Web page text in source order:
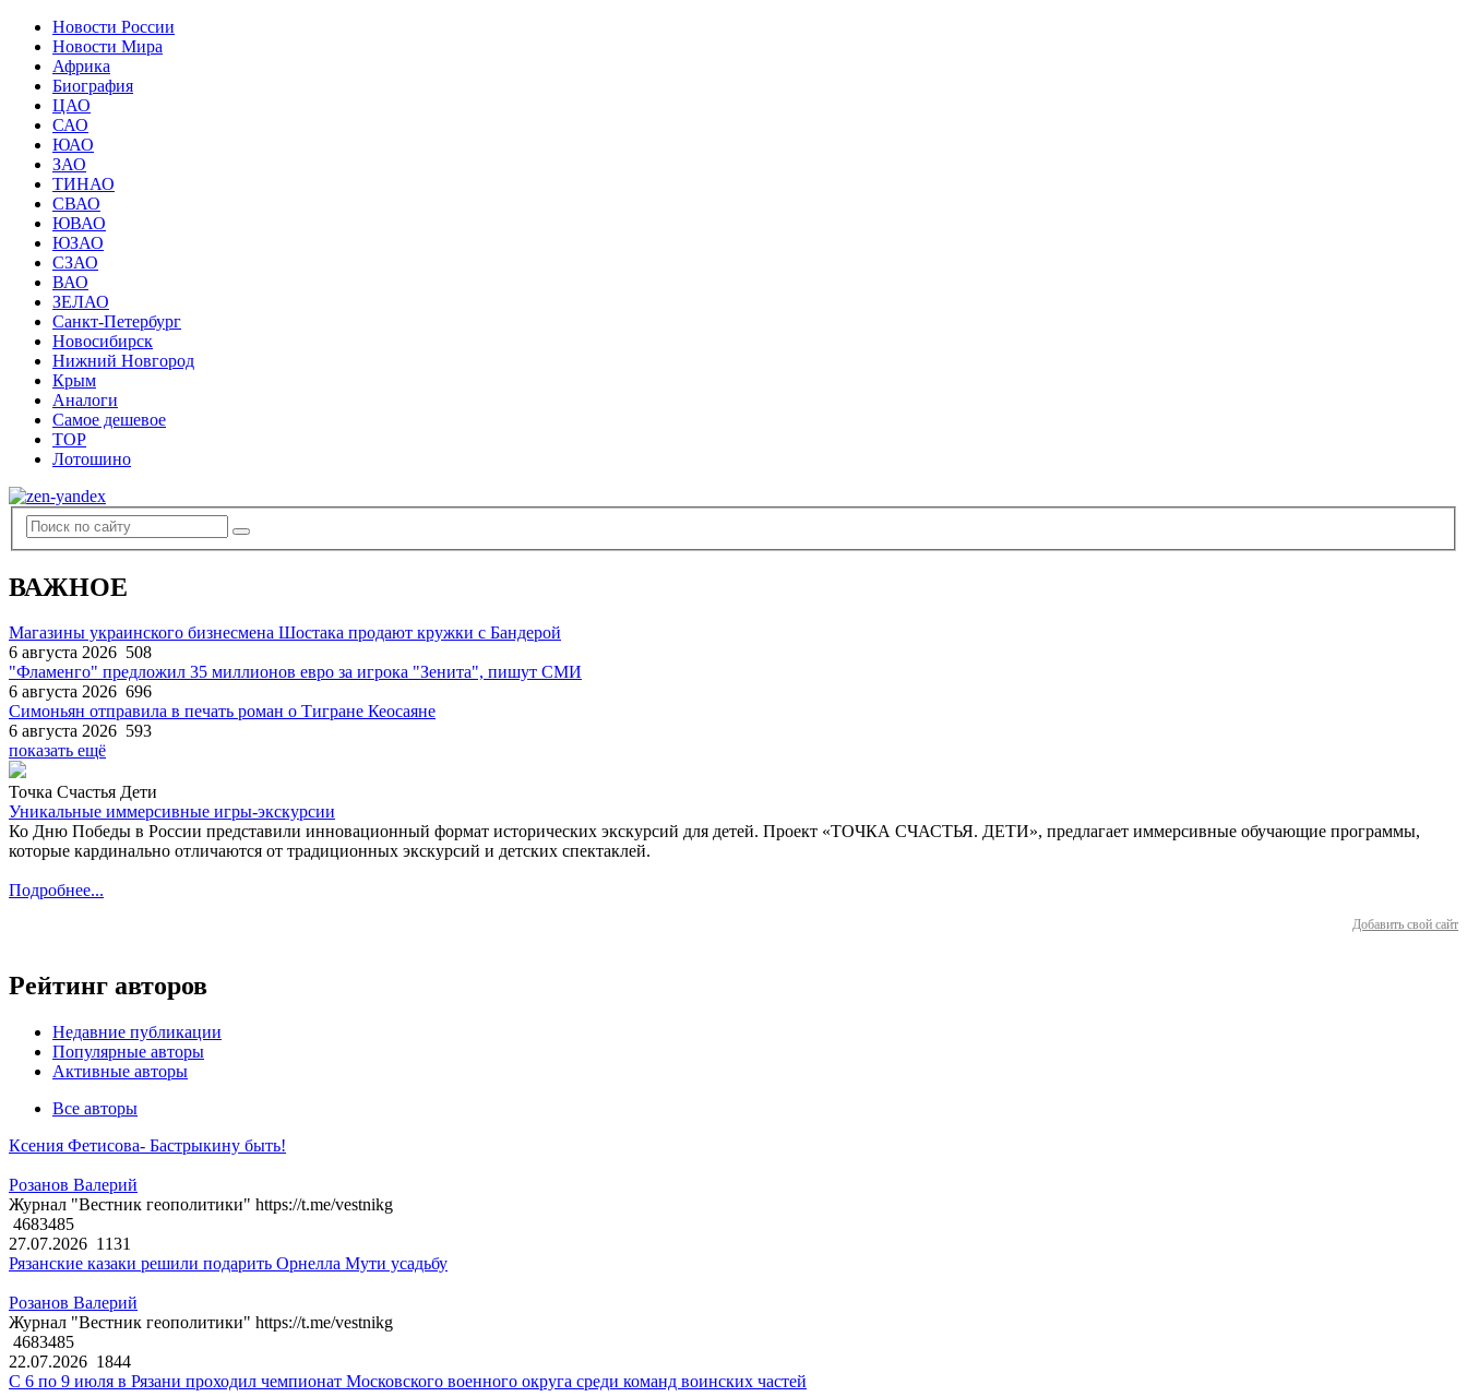
Новости России
Новости Мира
Африка
Биография
ЦАО
САО
ЮАО
ЗАО
ТИНАО
СВАО
ЮВАО
ЮЗАО
СЗАО
ВАО
ЗЕЛАО
Санкт-Петербург
Новосибирск
Нижний Новгород
Крым
Аналоги
Самое дешевое
TOP
Лотошино
ВАЖНОЕ
Магазины украинского бизнесмена Шостака продают кружки с Бандерой
6 августа 2026 508
"Фламенго" предложил 35 миллионов евро за игрока "Зенита", пишут СМИ
6 августа 2026 696
Симоньян отправила в печать роман о Тигране Кеосаяне
6 августа 2026 593
показать ещё
Точка Счастья Дети
Уникальные иммерсивные игры-экскурсии
Ко Дню Победы в России представили инновационный формат исторических экскурсий для детей. Проект «ТОЧКА СЧАСТЬЯ. ДЕТИ», предлагает иммерсивные обучающие программы,
которые кардинально отличаются от традиционных экскурсий и детских спектаклей.
Подробнее...
Добавить свой сайт
Рейтинг авторов
Недавние публикации
Популярные авторы
Активные авторы
Все авторы
Ксения Фетисова- Бастрыкину быть!
Розанов Валерий
Журнал "Вестник геополитики" https://t.me/vestnikg
4683485
27.07.2026 1131
Рязанские казаки решили подарить Орнелла Мути усадьбу
Розанов Валерий
Журнал "Вестник геополитики" https://t.me/vestnikg
4683485
22.07.2026 1844
С 6 по 9 июля в Рязани проходил чемпионат Московского военного округа среди команд воинских частей